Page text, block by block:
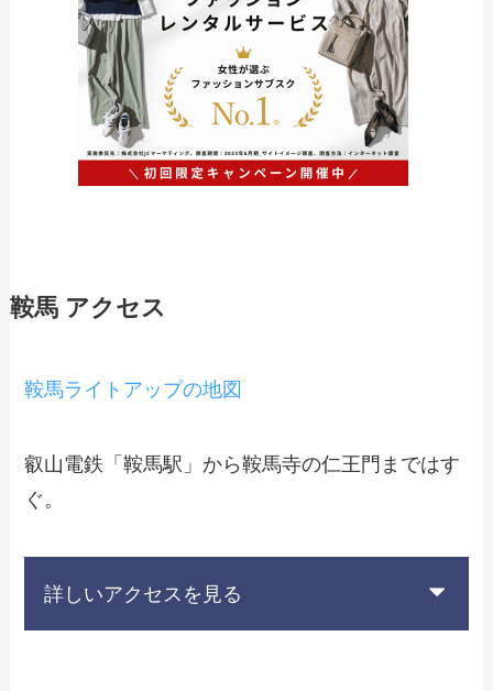
鞍馬 アクセス
鞍馬ライトアップの地図
叡山電鉄「鞍馬駅」から鞍馬寺の仁王門まではす
ぐ。
詳しいアクセスを見る